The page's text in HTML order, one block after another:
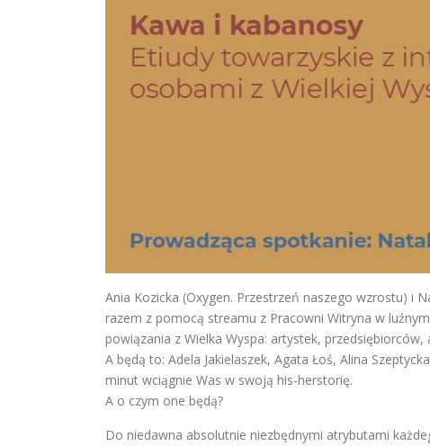
Ania Kozicka (Oxygen. Przestrzeń naszego wzrostu) i
razem z pomocą streamu z Pracowni Witryna w
powiązania z Wielka Wyspa: artystek,
A będą to: Adela Jakielaszek, Agata Łoś, Alina
minut wciągnie Was w swoją his-herstorię.
A o czym one będą?
Do niedawna absolutnie niezbędnymi atrybutami